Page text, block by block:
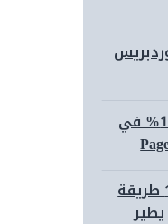
كيف حصلت على سرعة 100% في
تسريع متجر ووكومرس: 18 طريقة